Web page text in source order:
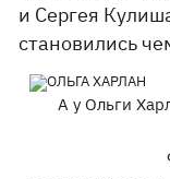
и Сергея
становились
А у Ольги